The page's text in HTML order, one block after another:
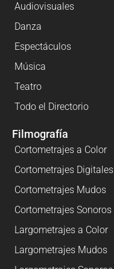
Audiovisuales
Danza
Espectáculos
Música
Teatro
Todo el Directorio
Filmografía
Cortometrajes a Color
Cortometrajes Digitales
Cortometrajes Mudos
Cortometrajes Sonoros
Largometrajes a Color
Largometrajes Mudos